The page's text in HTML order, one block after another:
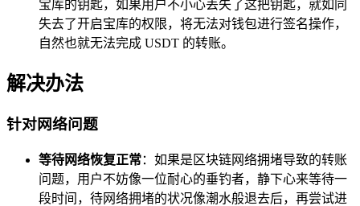
宝库的钥匙，如果用户不小心丢失了这把钥匙，就如同
失去了开启宝库的权限，将无法对钱包进行签名操作，
自然也就无法完成 USDT 的转账。
解决办法
针对网络问题
等待网络恢复正常：如果是区块链网络拥堵导致的转账
问题，用户不妨像一位耐心的垂钓者，静下心来等待一
段时间，待网络拥堵的状况像潮水般退去后，再尝试进